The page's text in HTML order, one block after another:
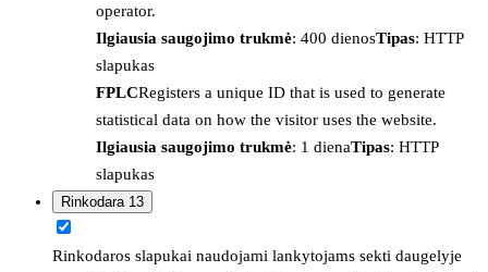
operator.
Ilgiausia saugojimo trukmė: 400 dienosTipas: HTTP
slapukas
FPLCRegisters a unique ID that is used to generate
statistical data on how the visitor uses the website.
Ilgiausia saugojimo trukmė: 1 dienaTipas: HTTP
slapukas
Rinkodara 13
Rinkodaros slapukai naudojami lankytojams sekti daugelyje